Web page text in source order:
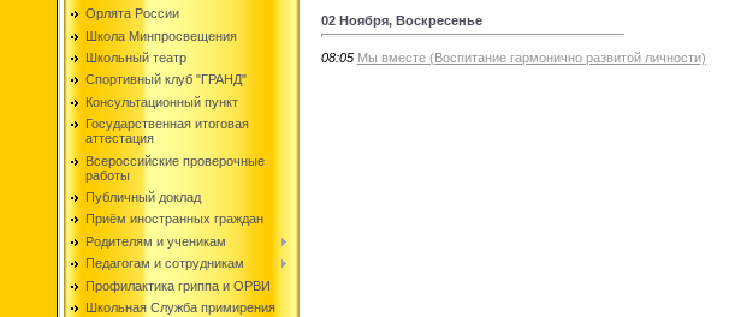
Орлята России
Школа Минпросвещения
Школьный театр
Спортивный клуб "ГРАНД"
Консультационный пункт
Государственная итоговая
аттестация
Всероссийские проверочные
работы
Публичный доклад
Приём иностранных граждан
Родителям и ученикам
Педагогам и сотрудникам
Профилактика гриппа и ОРВИ
Школьная Служба примирения
02 Ноября, Воскресенье
08:05 Мы вместе (Воспитание гармонично развитой личности)